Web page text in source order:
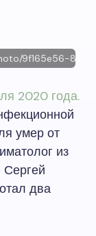
9f165e56-
2020 года.
умер от
из
Сергей
два